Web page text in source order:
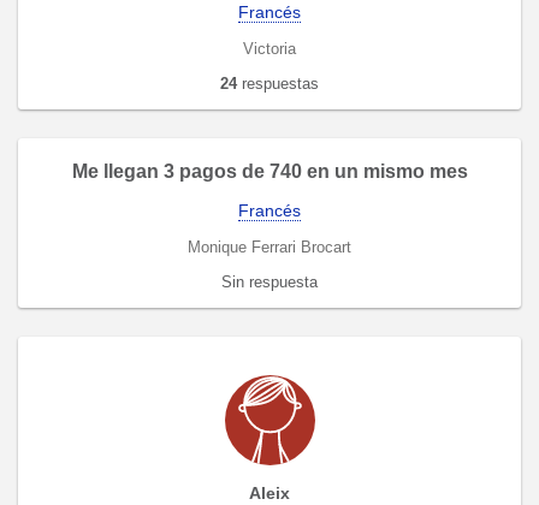
Francés
Victoria
24respuestas
Me llegan 3 pagos de 740 en un mismo mes
Francés
Monique Ferrari Brocart
Sin respuesta
Aleix